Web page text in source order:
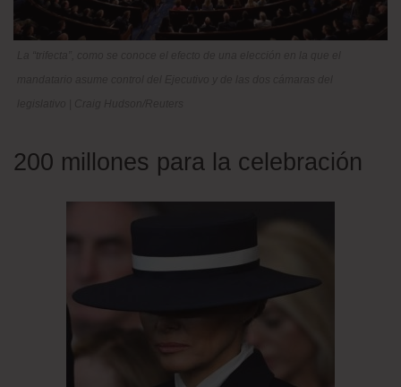
200 millones para la celebración